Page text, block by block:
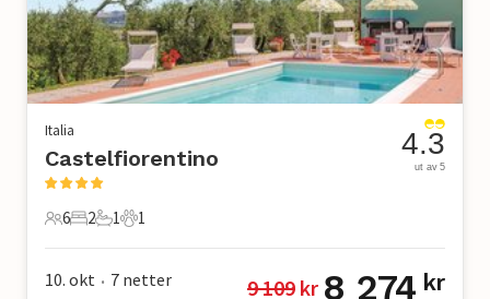
Italia
Castelfiorentino
6 Gjester
6
2 Soverom
2
1 Bad
1
1 Kjæledyr
1
4.3
ut av 5
10. okt • 7 netter 9 109 kr 8 274 kr